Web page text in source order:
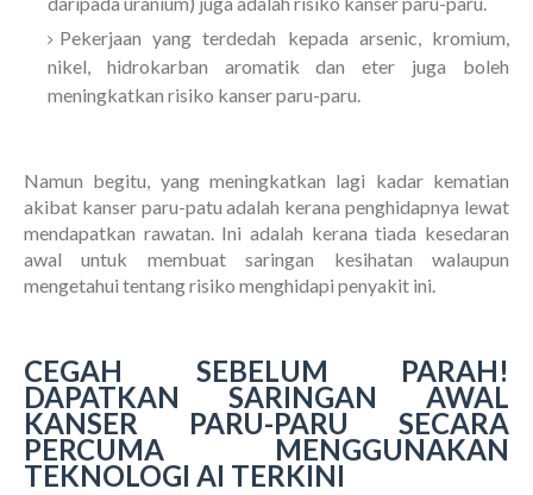
Pekerjaan yang terdedah kepada arsenic, kromium,
nikel, hidrokarban aromatik dan eter juga boleh
meningkatkan risiko kanser paru-paru.
Namun begitu, yang meningkatkan lagi kadar kematian
akibat kanser paru-patu adalah kerana penghidapnya lewat
mendapatkan rawatan. Ini adalah kerana tiada kesedaran
awal untuk membuat saringan kesihatan walaupun
mengetahui tentang risiko menghidapi penyakit ini.
CEGAH SEBELUM PARAH!
DAPATKAN SARINGAN AWAL
KANSER PARU-PARU SECARA
PERCUMA MENGGUNAKAN
TEKNOLOGI AI TERKINI